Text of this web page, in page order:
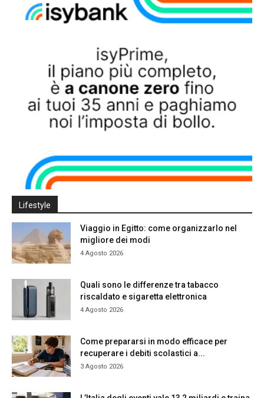
Lifestyle
Viaggio in Egitto: come organizzarlo nel
migliore dei modi
4 Agosto 2026
Quali sono le differenze tra tabacco
riscaldato e sigaretta elettronica
4 Agosto 2026
Come prepararsi in modo efficace per
recuperare i debiti scolastici a...
3 Agosto 2026